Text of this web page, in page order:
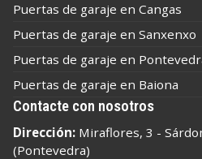
Puertas de garaje en Cangas
Puertas de garaje en Sanxenxo
Puertas de garaje en
Puertas de garaje en Baiona
Contacte con nosotros
Dirección: Miraflores, 3 -
(Pontevedra)